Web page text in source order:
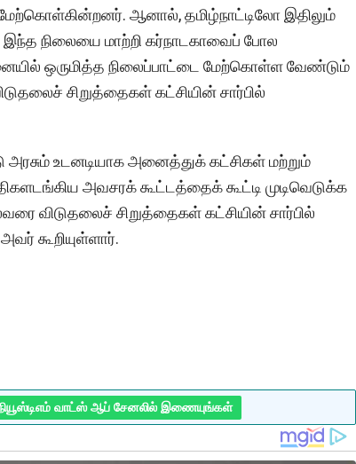
ஆனால், தமிழ்நாட்டிலோ இதிலும்
இந்த நிலையை மாற்றி கர்நாடகாவைப் போல
ஒருமித்த நிலைப்பாட்டை மேற்கொள்ள வேண்டும்
சிறுத்தைகள் கட்சியின் சார்பில்
அரசும் உடனடியாக அனைத்துக் கட்சிகள் மற்றும்
அவசரக் கூட்டத்தைக் கூட்டி முடிவெடுக்க
விடுதலைச் சிறுத்தைகள் கட்சியின் சார்பில்
கூறியுள்ளார்.
வாட்ஸ் ஆப் சேனலில் இணையுங்கள்